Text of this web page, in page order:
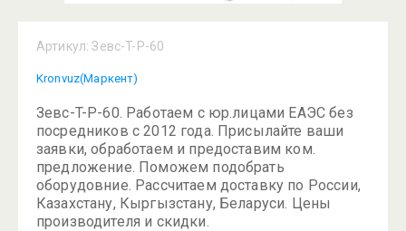
Артикул: Зевс-T-Р-60
Kronvuz(Маркент)
Зевс-T-Р-60. Работаем с юр.лицами ЕАЭС без
посредников с 2012 года. Присылайте ваши
заявки, обработаем и предоставим ком.
предложение. Поможем подобрать
оборудовние. Рассчитаем доставку по России,
Казахстану, Кыргызстану, Беларуси. Цены
производителя и скидки.